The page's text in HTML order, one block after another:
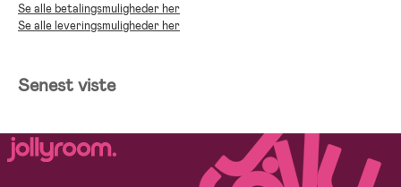
Se alle betalingsmuligheder her
Se alle leveringsmuligheder her
Senest viste